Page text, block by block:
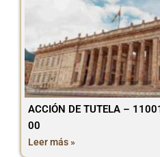
ACCIÓN DE TUTELA –
00
Leer más »